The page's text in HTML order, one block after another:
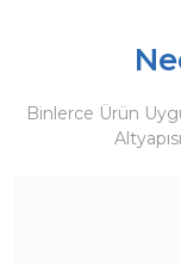
Binlerce Ürün